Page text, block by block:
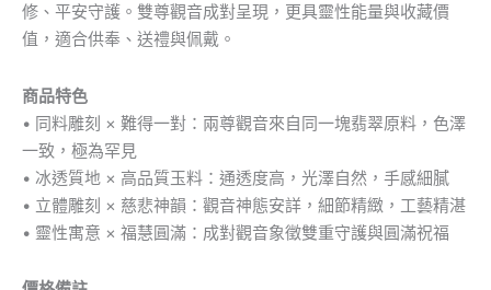
修、平安守護。雙尊觀音成對呈現，更具靈性能量與收藏價
值，適合供奉、送禮與佩戴。
商品特色
• 同料雕刻 × 難得一對：兩尊觀音來自同一塊翡翠原料，色澤
一致，極為罕見
• 冰透質地 × 高品質玉料：通透度高，光澤自然，手感細膩
• 立體雕刻 × 慈悲神韻：觀音神態安詳，細節精緻，工藝精湛
• 靈性寓意 × 福慧圓滿：成對觀音象徵雙重守護與圓滿祝福